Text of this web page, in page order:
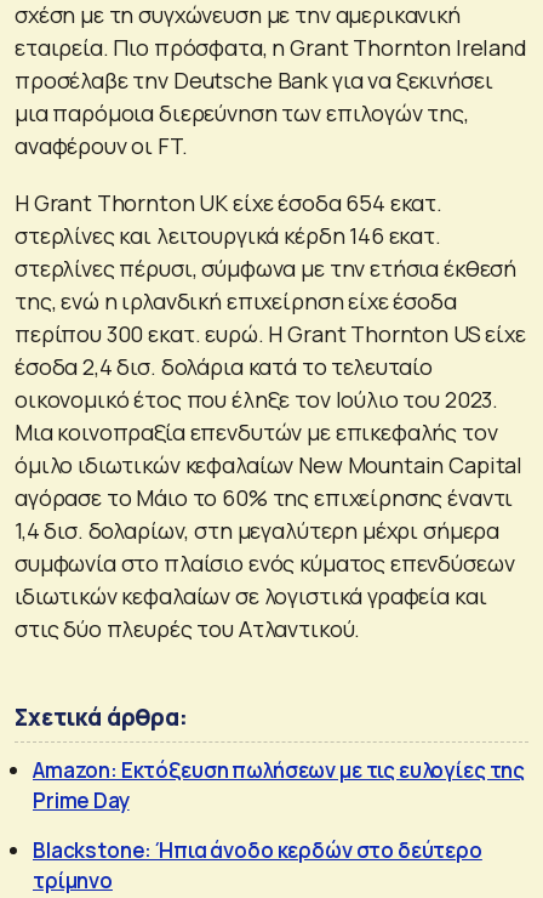
σχέση με τη συγχώνευση με την αμερικανική
εταιρεία. Πιο πρόσφατα, η Grant Thornton Ireland
προσέλαβε την Deutsche Bank για να ξεκινήσει
μια παρόμοια διερεύνηση των επιλογών της,
αναφέρουν οι FT.
Η Grant Thornton UK είχε έσοδα 654 εκατ.
στερλίνες και λειτουργικά κέρδη 146 εκατ.
στερλίνες πέρυσι, σύμφωνα με την ετήσια έκθεσή
της, ενώ η ιρλανδική επιχείρηση είχε έσοδα
περίπου 300 εκατ. ευρώ. Η Grant Thornton US είχε
έσοδα 2,4 δισ. δολάρια κατά το τελευταίο
οικονομικό έτος που έληξε τον Ιούλιο του 2023.
Μια κοινοπραξία επενδυτών με επικεφαλής τον
όμιλο ιδιωτικών κεφαλαίων New Mountain Capital
αγόρασε το Μάιο το 60% της επιχείρησης έναντι
1,4 δισ. δολαρίων, στη μεγαλύτερη μέχρι σήμερα
συμφωνία στο πλαίσιο ενός κύματος επενδύσεων
ιδιωτικών κεφαλαίων σε λογιστικά γραφεία και
στις δύο πλευρές του Ατλαντικού.
Σχετικά άρθρα:
Amazon: Εκτόξευση πωλήσεων με τις ευλογίες της
Prime Day
Blackstone: Ήπια άνοδο κερδών στο δεύτερο
τρίμηνο